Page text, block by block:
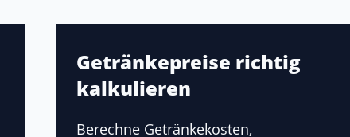
Getränkepreise richtig
kalkulieren
Berechne Getränkekosten,